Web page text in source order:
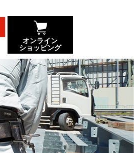
オンライン
ショッピング